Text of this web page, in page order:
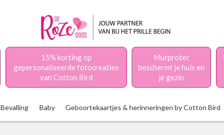
15% korting op
gepersonaliseerde fotocreaties
van Cotton Bird
Murprotec
beschermt je huis en
je gezin
Bevalling Baby Geboortekaartjes & herinneringen by Cotton Bird